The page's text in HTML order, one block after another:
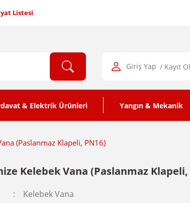
Listesi
Giriş Yap / Kayıt Ol
& Elektrik Ürünleri Yangın & Mekanik
(Paslanmaz Klapeli, PN16)
Kelebek Vana (Paslanmaz Klapeli,
Kelebek Vana